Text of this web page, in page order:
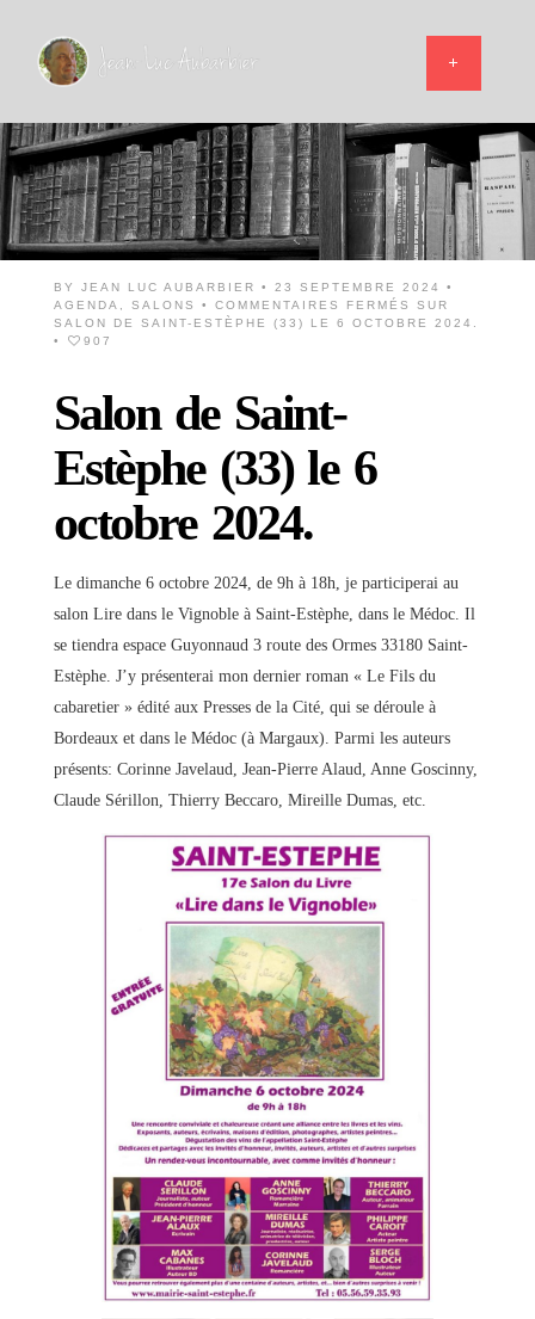
BY JEAN LUC AUBARBIER
• 23 SEPTEMBRE 2024 •
AGENDA
SALONS • COMMENTAIRES FERMÉS
SUR
SALON DE SAINT-ESTÈPHE (33) LE 6 OCTOBRE 2024.
•
907
Salon de Saint-
Estèphe (33) le 6
octobre 2024.
Le dimanche 6 octobre 2024, de 9h à 18h, je participerai au
salon Lire dans le Vignoble à Saint-Estèphe, dans le Médoc. Il
se tiendra espace Guyonnaud 3 route des Ormes 33180 Saint-
Estèphe. J’y présenterai mon dernier roman « Le Fils du
cabaretier » édité aux Presses de la Cité, qui se déroule à
Bordeaux et dans le Médoc (à Margaux). Parmi les auteurs
présents: Corinne Javelaud, Jean-Pierre Alaud, Anne Goscinny,
Claude Sérillon, Thierry Beccaro, Mireille Dumas, etc.